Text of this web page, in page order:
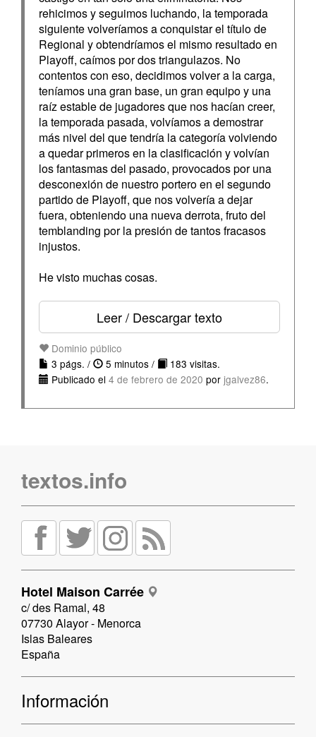
rehicimos y seguimos luchando, la temporada
siguiente volveríamos a conquistar el título de
Regional y obtendríamos el mismo resultado en
Playoff, caímos por dos triangulazos. No
contentos con eso, decidimos volver a la carga,
teníamos una gran base, un gran equipo y una
raíz estable de jugadores que nos hacían creer,
la temporada pasada, volvíamos a demostrar
más nivel del que tendría la categoría volviendo
a quedar primeros en la clasificación y volvían
los fantasmas del pasado, provocados por una
desconexión de nuestro portero en el segundo
partido de Playoff, que nos volvería a dejar
fuera, obteniendo una nueva derrota, fruto del
temblanding por la presión de tantos fracasos
injustos.
He visto muchas cosas.
Leer / Descargar texto
Dominio público
3 págs. /
5 minutos /
183 visitas.
Publicado el 4 de febrero de 2020 por jgalvez86.
textos.info
Hotel Maison Carrée
c/ des Ramal, 48
07730 Alayor - Menorca
Islas Baleares
España
Información